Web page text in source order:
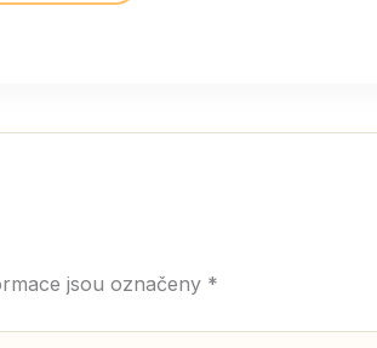
jsou označeny *